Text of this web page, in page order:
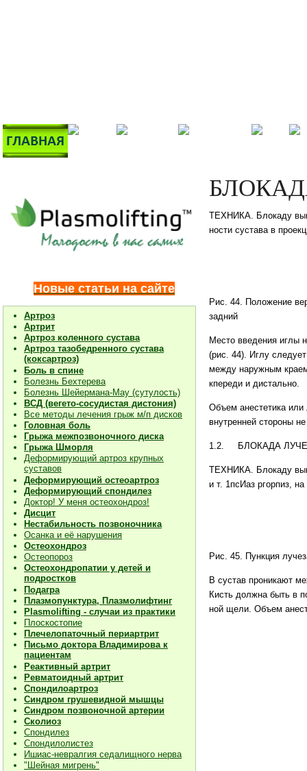
Новые статьи на сайте
Артроз
Артрит
Артроз коленного сустава
Артроз тазобедренного сустава
(коксартроз)
Боль в спине
Болезнь Бехтерева
Болезнь Шейермана-Мау (сутулость)
ВСД (вегето-сосудистая дистония)
Все методы лечения грыж м/п дисков
Головная боль
Грыжа межпозвоночного диска
Грыжа Шморля
Деформирующий артроз крупных
суставов
Деформирующий остеоартроз
Деформирующий спондилез
Доктор! У меня остеохондроз!
Дисцит
Нестабильность позвоночника
Осанка и её нарушения
Остеохондроз
Остеопороз
Остеохондропатии у детей и
подростков
Подагра
Плазмопунктура, Плазмолифтинг
Plasmolifting - случаи из практики
Плоскостопие
Плечелопаточный периартрит
Письмо доктора Владимирова к
пациентам
Реактивный артрит
Ревматоидный артрит
Спондилоартроз
Синдром грушевидной мышцы
Синдром позвоночной артерии
Сколиоз
Спондилез
Спондилолистез
Ишиас-невралгия седалищного нерва
"Шейная мигрень"
ТЕХНИКА. Блокаду
ности сустава в
Рис. 44. Положение
задний
Место введения иглы
(рис. 44). Иг­лу
между наружным краем
кпереди и дистально.
Объем анестетика
внутренней стороны
1.2. БЛОКАДА
ТЕХНИКА. Блокаду
и т. 1псИаз ргорпиз,
Рис. 45. Пункция
В сустав проникают
Кисть должна быть в
ной щели. Объем